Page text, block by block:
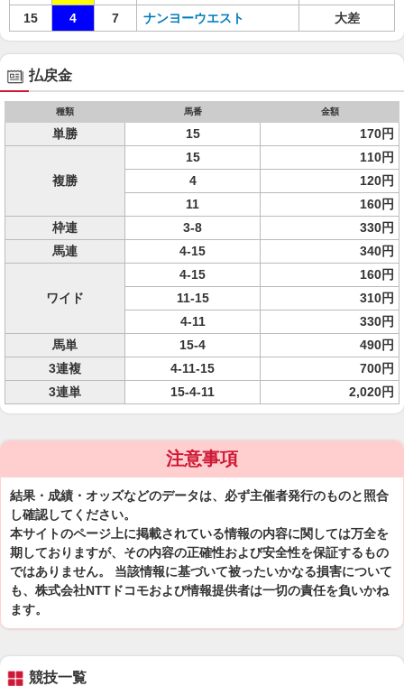
15
4 7 ナンヨーウエスト 大差
払戻金
種類 馬番 金額
単勝 15 170円
複勝
15
110円
4
120円
11
160円
枠連
3-8
330円
馬連
4-15 340円
ワイド
4-15
160円
11-15
310円
4-11
330円
馬単
15-4
490円
3連複
4-11-15
700円
3連単
15-4-11 2,020円
注意事項
結果・成績・オッズなどのデータは、必ず主催者発行のものと照合
し確認してください。
本サイトのページ上に掲載されている情報の内容に関しては万全を
期しておりますが、その内容の正確性および安全性を保証するもの
ではありません。 当該情報に基づいて被ったいかなる損害について
も、株式会社NTTドコモおよび情報提供者は一切の責任を負いかね
ます。
競技一覧